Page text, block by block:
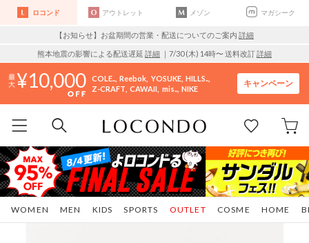
ロコンド アウトレット メゾン マガシーク
【お知らせ】お盆期間の営業・配送についてのご案内 詳細
熊本地震の影響による配送遅延 詳細 ｜7/30 (木) 14時〜 送料改訂詳細
10,000 COLE.. Reebok YOSUKE HILLS..
Z-CRAFT CAWAII mis.. NIKE
キャンペーン
WOMEN MEN KIDS SPORTS COSME HOME
OUTLET